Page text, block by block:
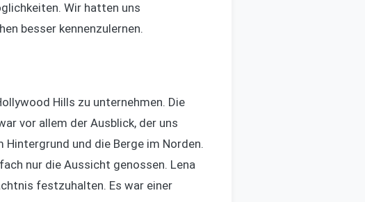
Wir hatten uns
besser kennenzulernen.
Hills zu unternehmen. Die
vor allem der Ausblick, der uns
und die Berge im Norden.
nur die Aussicht genossen. Lena
festzuhalten. Es war einer